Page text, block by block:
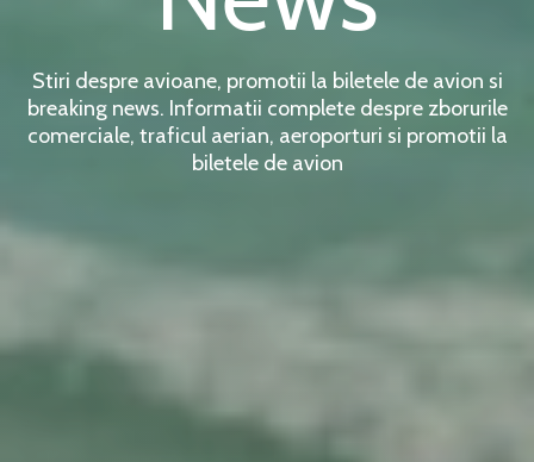
Stiri despre avioane, promotii la biletele de avion si
breaking news. Informatii complete despre zborurile
comerciale, traficul aerian, aeroporturi si promotii la
biletele de avion